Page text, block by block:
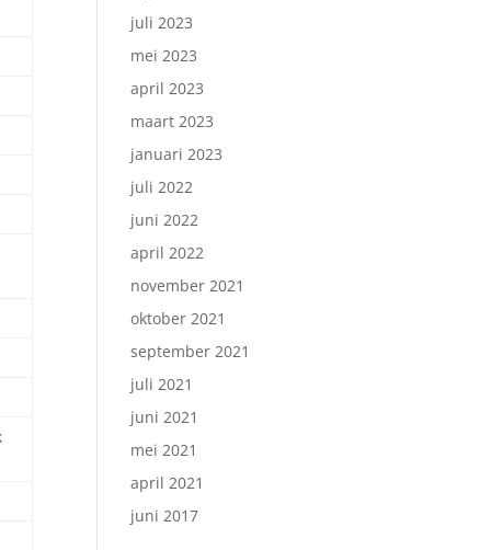
juli 2023
mei 2023
april 2023
maart 2023
januari 2023
juli 2022
juni 2022
april 2022
november 2021
oktober 2021
september 2021
juli 2021
juni 2021
mei 2021
april 2021
juni 2017